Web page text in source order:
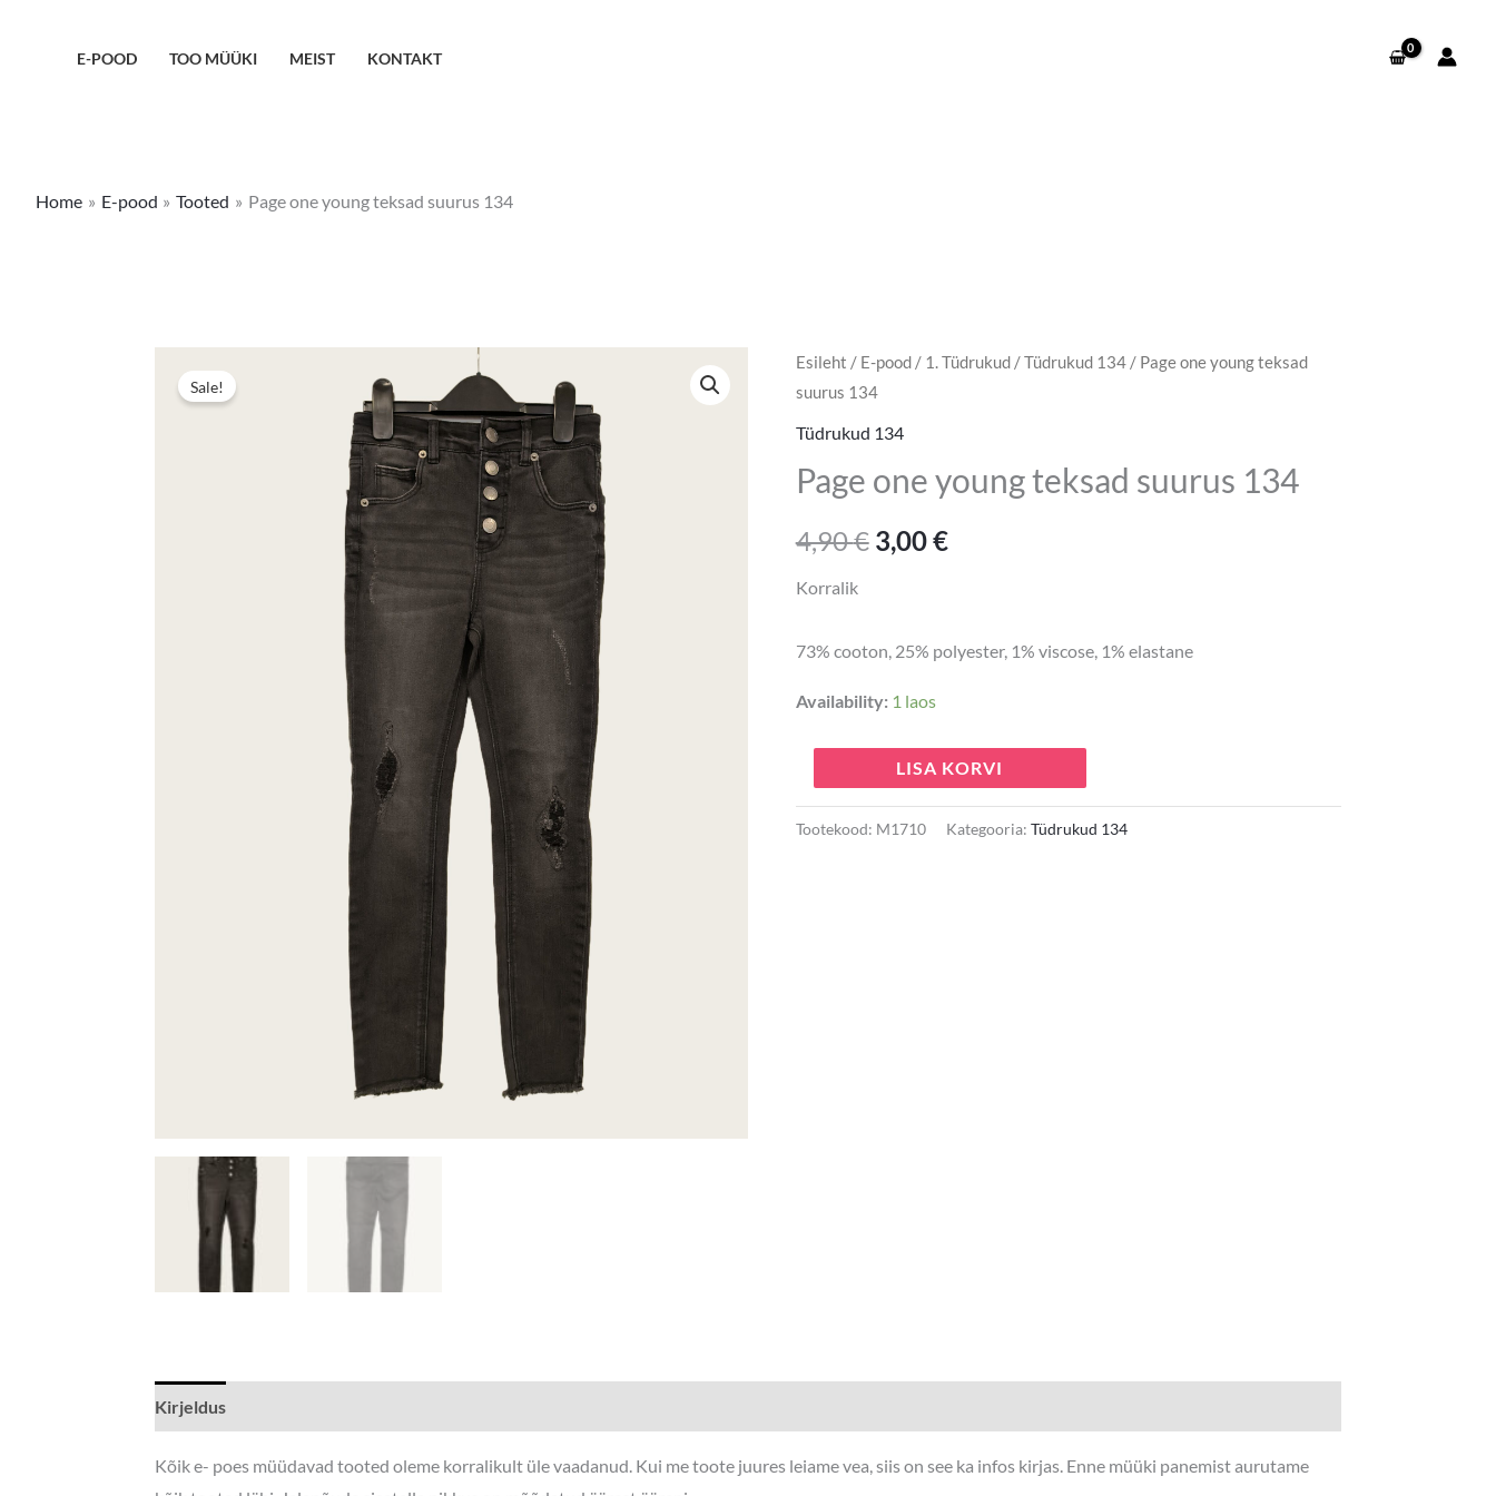
E-POOD TOO MÜÜKI MEIST KONTAKT
Home E-pood Tooted Page one young teksad suurus 134
Sale!
Esileht / E-pood/ 1. Tüdrukud/Tüdrukud 134/ Page one young teksad
suurus 134
Tüdrukud 134
Page one young teksad suurus 134
4,90€
Algne
hind
oli:
3,00€
Praegune
on:
Korralik
73% cooton, 25% polyester, 1% viscose, 1% elastane
Availability: 1 laos
Page
one
young
suurus
kogus
LISA KORVI
Tootekood: M1710 Kategooria: Tüdrukud 134
Kirjeldus
Kõik e- poes müüdavad tooted oleme korralikult üle vaadanud. Kui me toote juures leiame vea, siis on see ka infos kirjas. Enne müüki panemist aurutame